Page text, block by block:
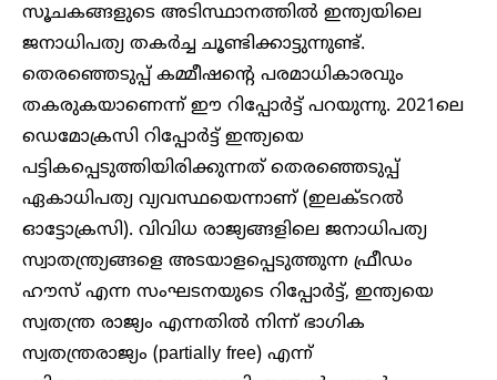
സൂചകങ്ങളുടെ അടിസ്ഥാനത്തിൽ ഇന്ത്യയിലെ
ജനാധിപത്യ തകർച്ച ചൂണ്ടിക്കാട്ടുന്നുണ്ട്.
തെരഞ്ഞെടുപ്പ് കമ്മീഷന്റെ പരമാധികാരവും
തകരുകയാണെന്ന് ഈ റിപ്പോർട്ട് പറയുന്നു. 2021ലെ
ഡെമോക്രസി റിപ്പോർട്ട് ഇന്ത്യയെ
പട്ടികപ്പെടുത്തിയിരിക്കുന്നത് തെരഞ്ഞെടുപ്പ്
ഏകാധിപത്യ വ്യവസ്ഥയെന്നാണ് (ഇലക്ടറൽ
ഓട്ടോക്രസി). വിവിധ രാജ്യങ്ങളിലെ ജനാധിപത്യ
സ്വാതന്ത്ര്യങ്ങളെ അടയാളപ്പെടുത്തുന്ന ഫ്രീഡം
ഹൗസ് എന്ന സംഘടനയുടെ റിപ്പോർട്ട്, ഇന്ത്യയെ
സ്വതന്ത്ര രാജ്യം എന്നതിൽ നിന്ന് ഭാഗിക
സ്വതന്ത്രരാജ്യം (partially free) എന്ന്